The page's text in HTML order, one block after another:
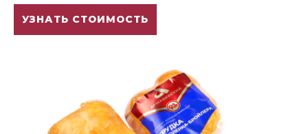
УЗНАТЬ СТОИМОСТЬ